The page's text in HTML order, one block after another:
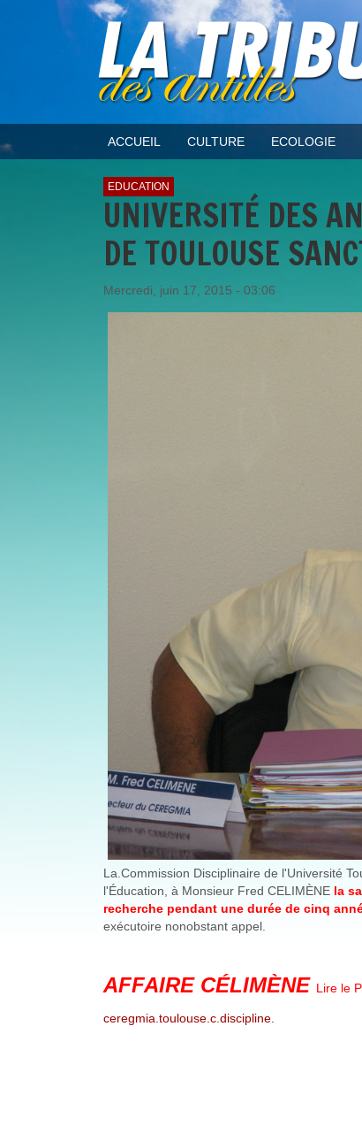
ACCUEIL CULTURE ECOLOGIE
EDUCATION
UNIVERSITÉ DES
DE TOULOUSE
Mercredi, juin 17, 2015 - 03:06
La.Commission Disciplinaire de l'Université
l'Éducation, à Monsieur Fred CELIMÈNE la
recherche pendant une durée de cinq
exécutoire nonobstant appel.
AFFAIRE CÉLIMÈNE Lire le
ceregmia.toulouse.c.discipline.